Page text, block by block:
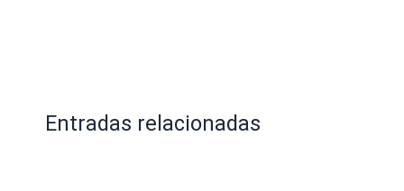
Entradas relacionadas